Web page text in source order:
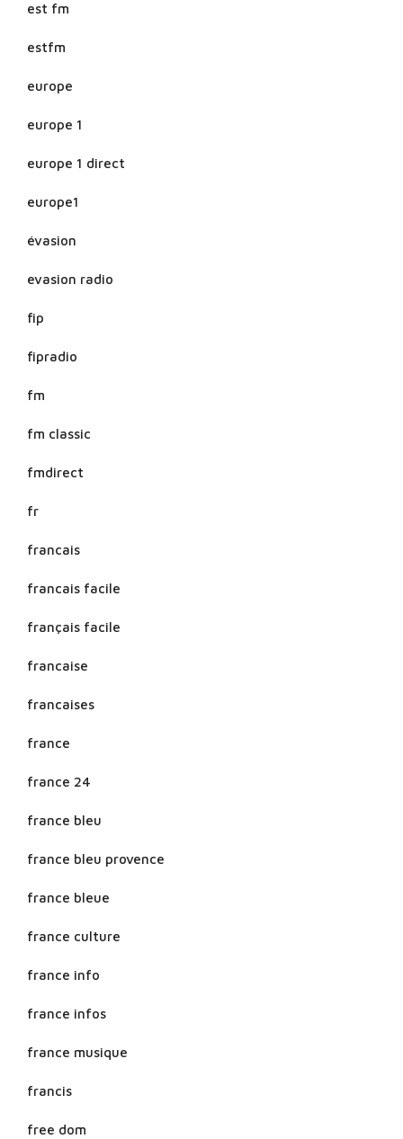
est fm
estfm
europe
europe 1
europe 1 direct
europe1
évasion
evasion radio
fip
fipradio
fm
fm classic
fmdirect
fr
francais
francais facile
français facile
francaise
francaises
france
france 24
france bleu
france bleu provence
france bleue
france culture
france info
france infos
france musique
francis
free dom